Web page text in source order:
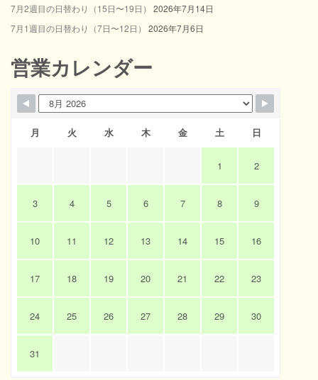
7月2週目の日替わり（15日〜19日） 2026年7月14日
7月1週目の日替わり（7日〜12日） 2026年7月6日
営業カレンダー
月 火 水 木 金 土 日
1 2
3 4 5 6 7 8 9
10 11 12 13 14 15 16
17 18 19 20 21 22 23
24 25 26 27 28 29 30
31